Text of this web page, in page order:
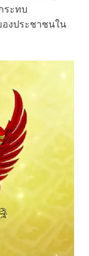
ระทบ
งประชาชนใน